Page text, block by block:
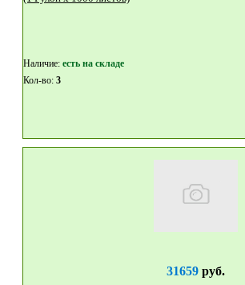
Наличие: eсть на складе
Кол-во: 3
31659руб.